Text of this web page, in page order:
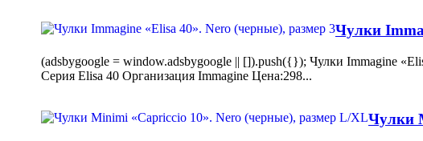
Чулки
(adsbygoogle = window.adsbygoogle || []).push({}); Чулки Immagine
Серия Elisa 40 Организация Immagine Цена:298...
Чулки